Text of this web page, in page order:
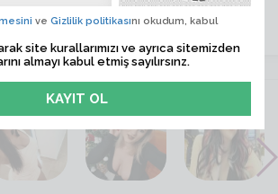
ÜYE ARA
VİTRİN
ve Gizlilik politikasını okudum, kabul
site kurallarımızı ve ayrıca sitemizden
almayı kabul etmiş sayılırsınz.